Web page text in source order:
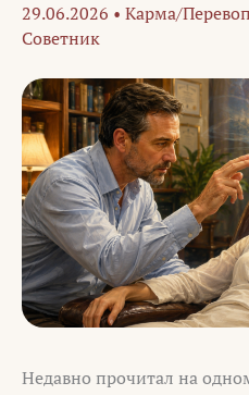
29.06.2026 • Карма/
Советник
Недавно прочитал на